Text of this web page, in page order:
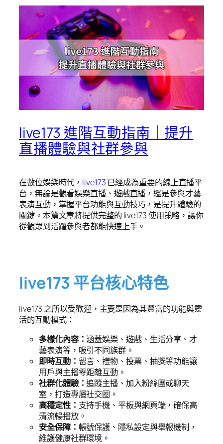
live173 進階互動指南｜提升
直播體驗與社群參與
在數位娛樂時代， live173已經成為重要的線上直播平
台，無論是觀看娛樂直播、遊戲直播，還是參與才藝
表演互動，掌握平台功能與互動技巧，是提升體驗的
關鍵。本篇文章將提供完整的 live173 使用策略，讓你
從觀眾到活躍參與者都能快速上手。
live173 平台核心特色
live173 之所以受歡迎，主要是因為其豐富的功能與靈
活的互動模式：
多樣化內容：涵蓋娛樂、遊戲、生活分享、才
藝表演等，吸引不同族群。
即時互動： 留言、禮物、投票、抽獎等功能讓
用戶與主播零距離互動。
社群化體驗：追蹤主播、加入粉絲團或聊天
室，打造專屬社交圈。
高穩定性： 支持手機、平板與網頁端，確保高
清流暢播放。
安全保障： 帳號保護、隱私設定與舉報機制，
維護健康社群環境。